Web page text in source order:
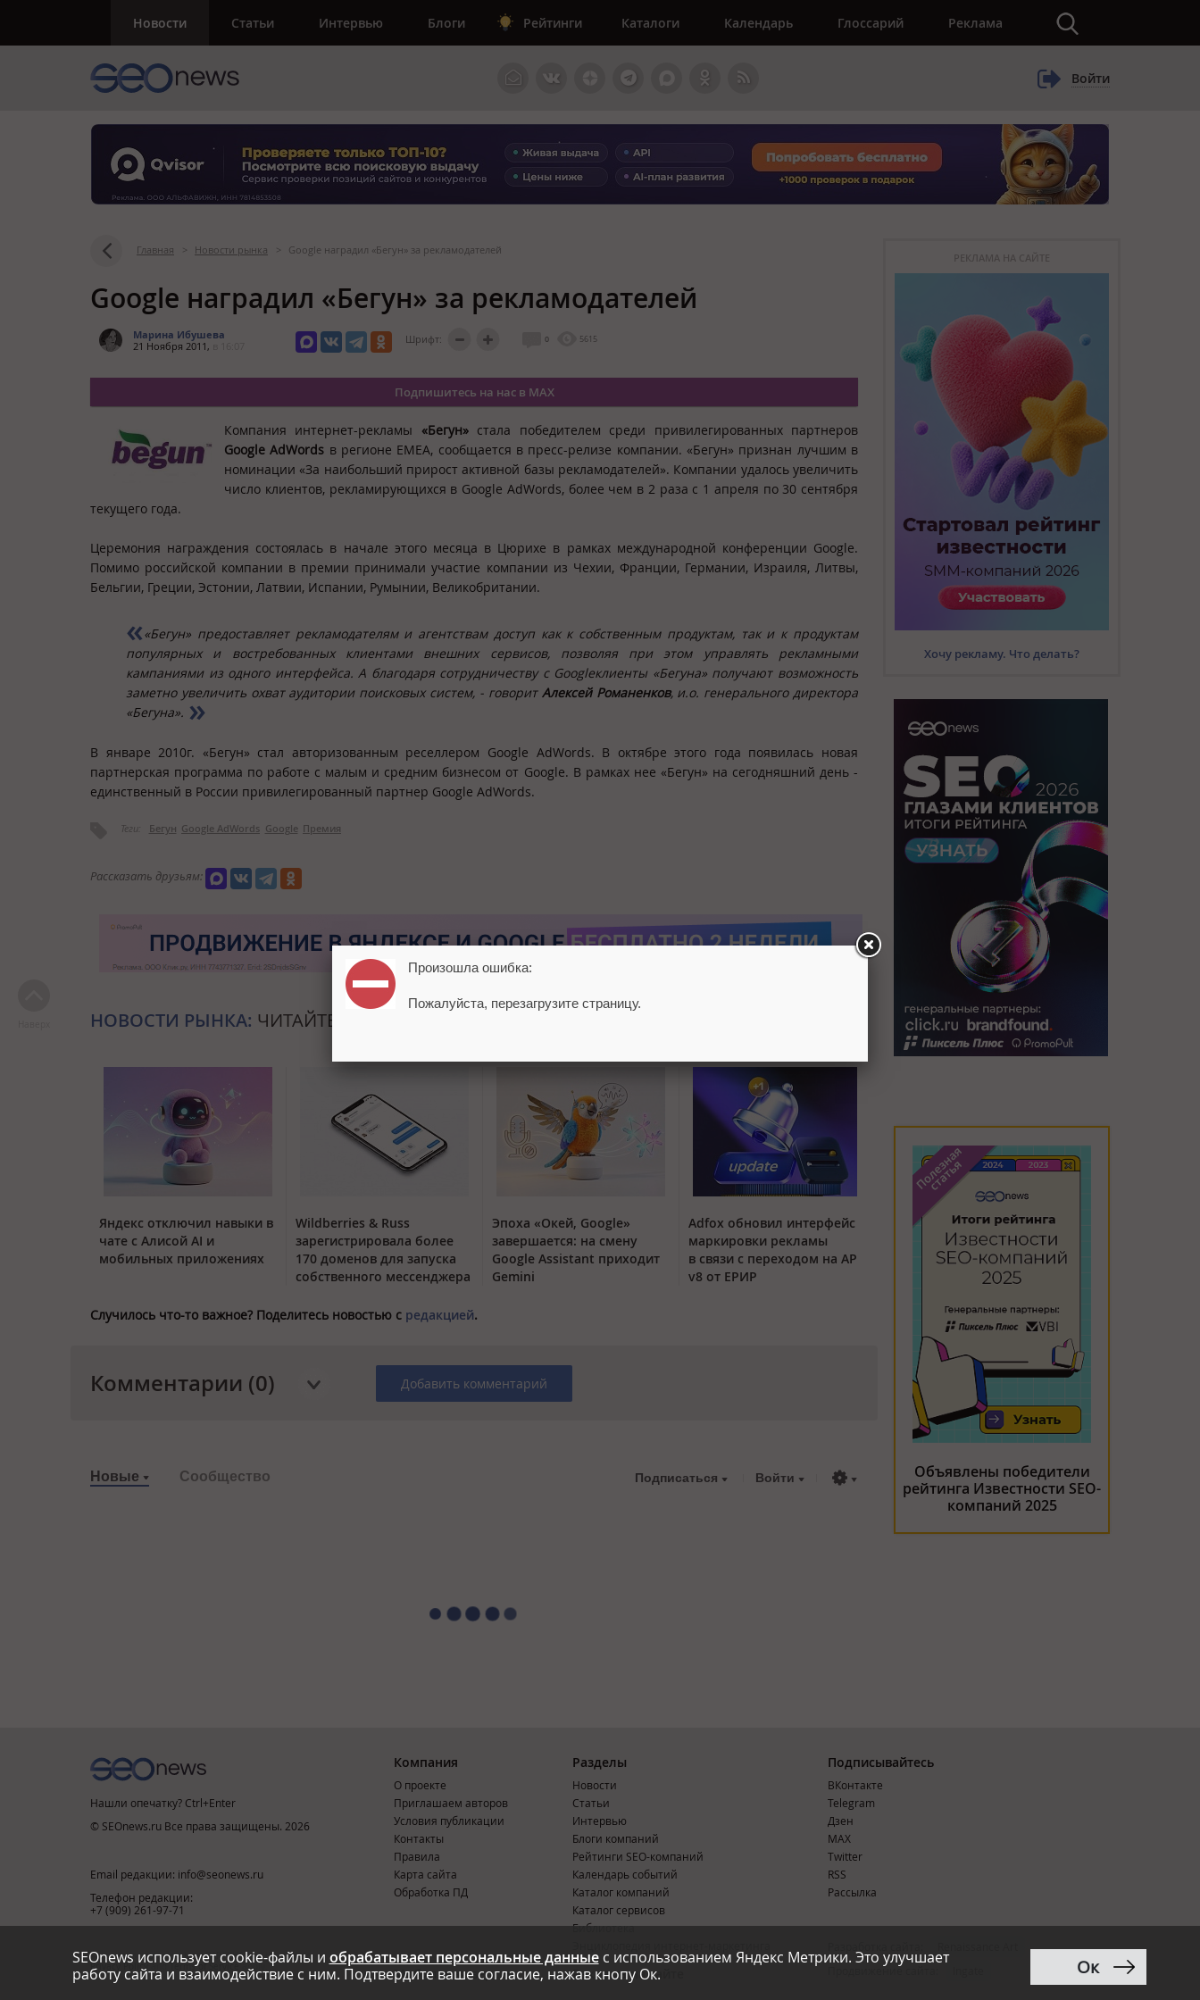
Новости Статьи Интервью Блоги Рейтинги Каталоги Календарь Глоссарий Реклама
Войти
Главная > Новости рынка > Google наградил «Бегун» за рекламодателей
Google наградил «Бегун» за рекламодателей
Марина Ибушева
21 Ноября 2011,
Шрифт: 0 5615
Подпишитесь на нас в MAX
Компания интернет-рекламы «Бегун»стала победителем среди привилегированных партнеров
Google AdWords в регионе ЕМЕА, сообщается в пресс-релизе компании. «Бегун» признан лучшим в
номинации «За наибольший прирост активной базы рекламодателей». Компании удалось увеличить
число клиентов, рекламирующихся в Google AdWords, более чем в 2 раза с 1 апреля по 30 сентября
текущего года.
Церемония награждения состоялась в начале этого месяца в Цюрихе в рамках международной конференции Google.
Помимо российской компании в премии принимали участие компании из Чехии, Франции, Германии, Израиля, Литвы,
Бельгии, Греции, Эстонии, Латвии, Испании, Румынии, Великобритании.
«Бегун» предоставляет рекламодателям и агентствам доступ как к собственным продуктам, так и к продуктам
популярных и востребованных клиентами внешних сервисов, позволяя при этом управлять рекламными
кампаниями из одного интерфейса. А благодаря сотрудничеству с Googleклиенты «Бегуна» получают возможность
заметно увеличить охват аудитории поисковых систем, - говорит Алексей Романенков, и.о. генерального директора
«Бегуна».
В январе 2010г. «Бегун» стал авторизованным реселлером Google AdWords. В октябре этого года появилась новая
партнерская программа по работе с малым и средним бизнесом от Google. В рамках нее «Бегун» на сегодняшний день -
единственный в России привилегированный партнер Google AdWords.
Теги: Бегун Google AdWords Google Премия
Рассказать друзьям:
НОВОСТИ РЫНКА: ЧИТАЙТЕ ТАКЖЕ
Яндекс отключил навыки в
чате с Алисой AI и
мобильных приложениях
Wildberries & Russ
зарегистрировала более
170 доменов для запуска
собственного мессенджера
Эпоха «Окей, Google»
завершается: на смену
Google Assistant приходит
Gemini
Adfox обновил интерфейс
маркировки рекламы
в связи с переходом на API
v8 от ЕРИР
Случилось что-то важное? Поделитесь новостью с редакцией.
Комментарии (0) Добавить комментарий
Новые Сообщество Подписаться Войти
РЕКЛАМА НА САЙТЕ
Хочу рекламу. Что делать?
Объявлены победители
рейтинга Известности SEO-
компаний 2025
SEOnews использует cookie-файлы и обрабатывает персональные данныес использованием Яндекс Метрики. Это улучшает
работу сайта и взаимодействие с ним. Подтвердите ваше согласие, нажав кнопу Ок.
Ок
Нашли опечатку? Ctrl+Enter
© SEOnews.ru Все права защищены. 2026
Email редакции: info@seonews.ru
Телефон редакции:
+7 (909) 261-97-71
This site is protected by reCAPTCHA and the Google
Privacy Policy
Terms of Service apply.
Компания
О проекте
Приглашаем авторов
Условия публикации
Контакты
Правила
Карта сайта
Обработка ПД
Мобильная версия
Разделы
Новости
Статьи
Интервью
Блоги компаний
Рейтинги SEO-компаний
Календарь событий
Каталог компаний
Каталог сервисов
Библиотека
Реклама на сайте
Подписывайтесь
ВКонтакте
Telegram
Дзен
MAX
Тwitter
RSS
Рассылка
Продвижение сайта
12+
Произошла ошибка:
Пожалуйста, перезагрузите страницу.